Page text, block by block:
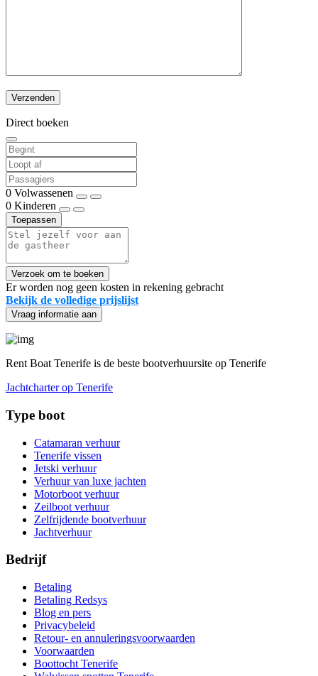
Direct boeken
0 Volwassenen
0 Kinderen
Toepassen
Verzoek om te boeken
Er worden nog geen kosten in rekening gebracht
Bekijk de volledige prijslijst
Vraag informatie aan
Rent Boat Tenerife is de beste bootverhuursite op Tenerife
Jachtcharter op Tenerife
Type boot
Catamaran verhuur
Tenerife vissen
Jetski verhuur
Verhuur van luxe jachten
Motorboot verhuur
Zeilboot verhuur
Zelfrijdende bootverhuur
Jachtverhuur
Bedrijf
Betaling
Betaling Redsys
Blog en pers
Privacybeleid
Retour- en annuleringsvoorwaarden
Voorwaarden
Boottocht Tenerife